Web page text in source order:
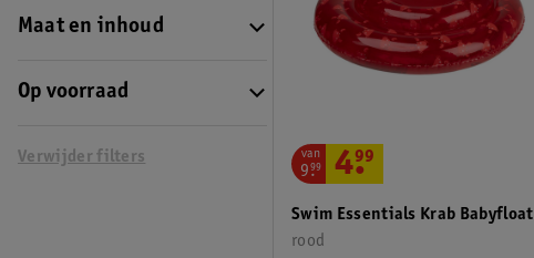
Maat en inhoud
Op voorraad
Verwijder filters
Swim Essentials Krab Babyfloat
rood
van
9.
99 4.
99